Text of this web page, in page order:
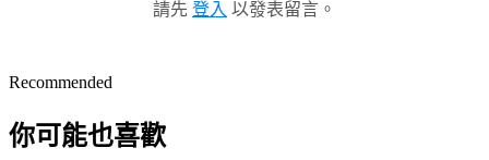
請先 登入 以發表留言。
Recommended
你可能也喜歡